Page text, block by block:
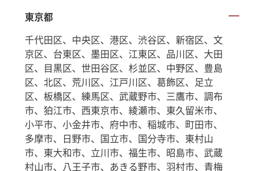
東京都
千代田区、中央区、港区、渋谷区、新宿区、文
京区、台東区、墨田区、江東区、品川区、大田
区、目黒区、世田谷区、杉並区、中野区、豊島
区、北区、荒川区、江戸川区、葛飾区、足立
区、板橋区、練馬区、武蔵野市、三鷹市、調布
市、狛江市、西東京市、綾瀬市、東久留米市、
小平市、小金井市、府中市、稲城市、町田市、
多摩市、日野市、国立市、国分寺市、東村山
市、東大和市、立川市、福生市、昭島市、武蔵
村山市、八王子市、あきる野市、羽村市、青梅